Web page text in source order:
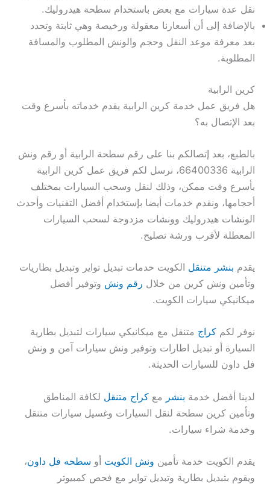
نقل عدة سيارات مع بعض باستخدام سطحة هيدروليك.
بالإضافة إلى أن أسعارنا معقولة ورخيصة وهي ثابتة وتحدد
بعد معرفة موعد النقل وحجم والونش المطلوب والمسافة
المطلوبة.
كرين الرابية
هل فريق عمل خدمة كرين الرابية يقدم خدماته بأسرع وقت
بعد الإتصال به؟
بالطبع، بعد إتصالكم بنا على رقم سطحة الرابية أو رقم ونش
الرابية 66400336، نرسل لكم فريق عمل كرين الرابية
بأسرع وقت ممكن، وذلك لنقل وسحب السيارات بمختلف
أحجامها، ونقدم خدمات أيضا بإستخدام أفضل التقنيات وأحدث
الونشات هيدروليك وونشات مزدوجة لسحب السيارات
المعطلة لأقرب ورشة تصليح.
يقدم بنشر متنقل الكويت خدمات تبديل تواير وتبديل بطاريات
وتأمين ونش كرين من خلال رقم ونش وتوفير أفضل
ميكانيكي سيارات الكويت.
نوفر لكمكراج متنقل مع ميكانيكي سيارات لتبديل بطارية
السيارة أو تبديل اطارات وتوفير ونش سيارات آمن و ونش
فل داون للسيارات الحديثة.
لدينا أفضل خدمة بنشر معكراج متنقل لكافة المناطق
وتأمين كرين سطحة لنقل السيارات وغسيل سيارات متنقل
وخدمة شراء سيارات.
يقدم الكويت خدمة تأمين ونش الكويت أو سطحه فل داون،
ويقوم بتبديل بطارية وتبديل تواير مع فحص كمبيوتر